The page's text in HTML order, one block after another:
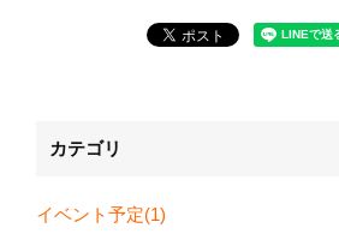
カテゴリ
イベント予定(1)